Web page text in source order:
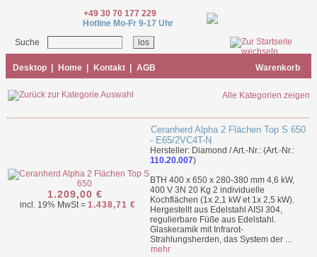
+49 30 70 177 229
Hotline Mo-Fr 9-17 Uhr
Suche
Desktop Home Kontakt AGB Warenkorb
Alle Kategorien zeigen
1.209,00 €
incl. 19% MwSt = 1.438,71 €
Ceranherd Alpha 2 Flächen Top S 650
- E65/2VC4T-N
Hersteller: Diamond / Art.-Nr.: (Art.-Nr.:
110.20.007)
BTH 400 x 650 x 280-380 mm 4,6 kW,
400 V 3N 20 Kg 2 individuelle
Kochflächen (1x 2,1 kW et 1x 2,5 kW).
Hergestellt aus Edelstahl AISI 304,
regulierbare Füße aus Edelstahl.
Glaskeramik mit Infrarot-
Strahlungsherden, das System der ...
mehr